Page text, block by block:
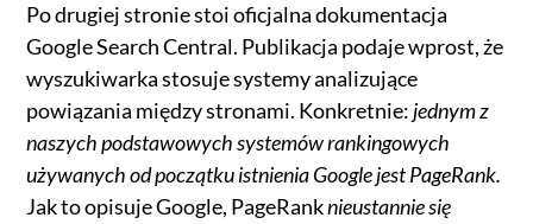
Po drugiej stronie stoi oficjalna dokumentacja
Google Search Central. Publikacja podaje wprost, że
wyszukiwarka stosuje systemy analizujące
powiązania między stronami. Konkretnie:jednym z
naszych podstawowych systemów rankingowych
używanych od początku istnienia Google jest PageRank.
Jak to opisuje Google, PageRanknieustannie się